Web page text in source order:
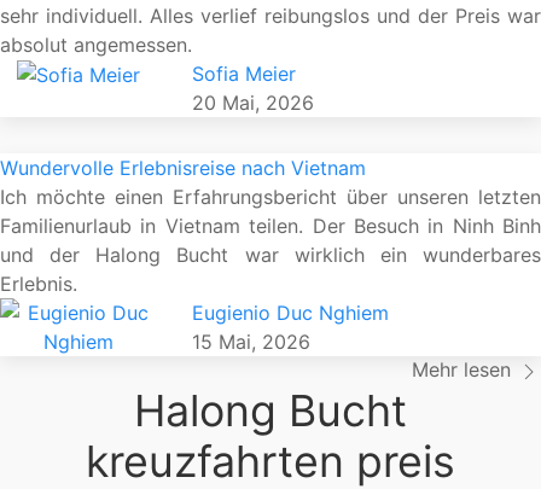
sehr individuell. Alles verlief reibungslos und der Preis war
absolut angemessen.
Sofia Meier
20 Mai, 2026
Wundervolle Erlebnisreise nach Vietnam
Ich möchte einen Erfahrungsbericht über unseren letzten
Familienurlaub in Vietnam teilen. Der Besuch in Ninh Binh
und der Halong Bucht war wirklich ein wunderbares
Erlebnis.
Eugienio Duc Nghiem
15 Mai, 2026
Mehr lesen
Halong Bucht
kreuzfahrten preis